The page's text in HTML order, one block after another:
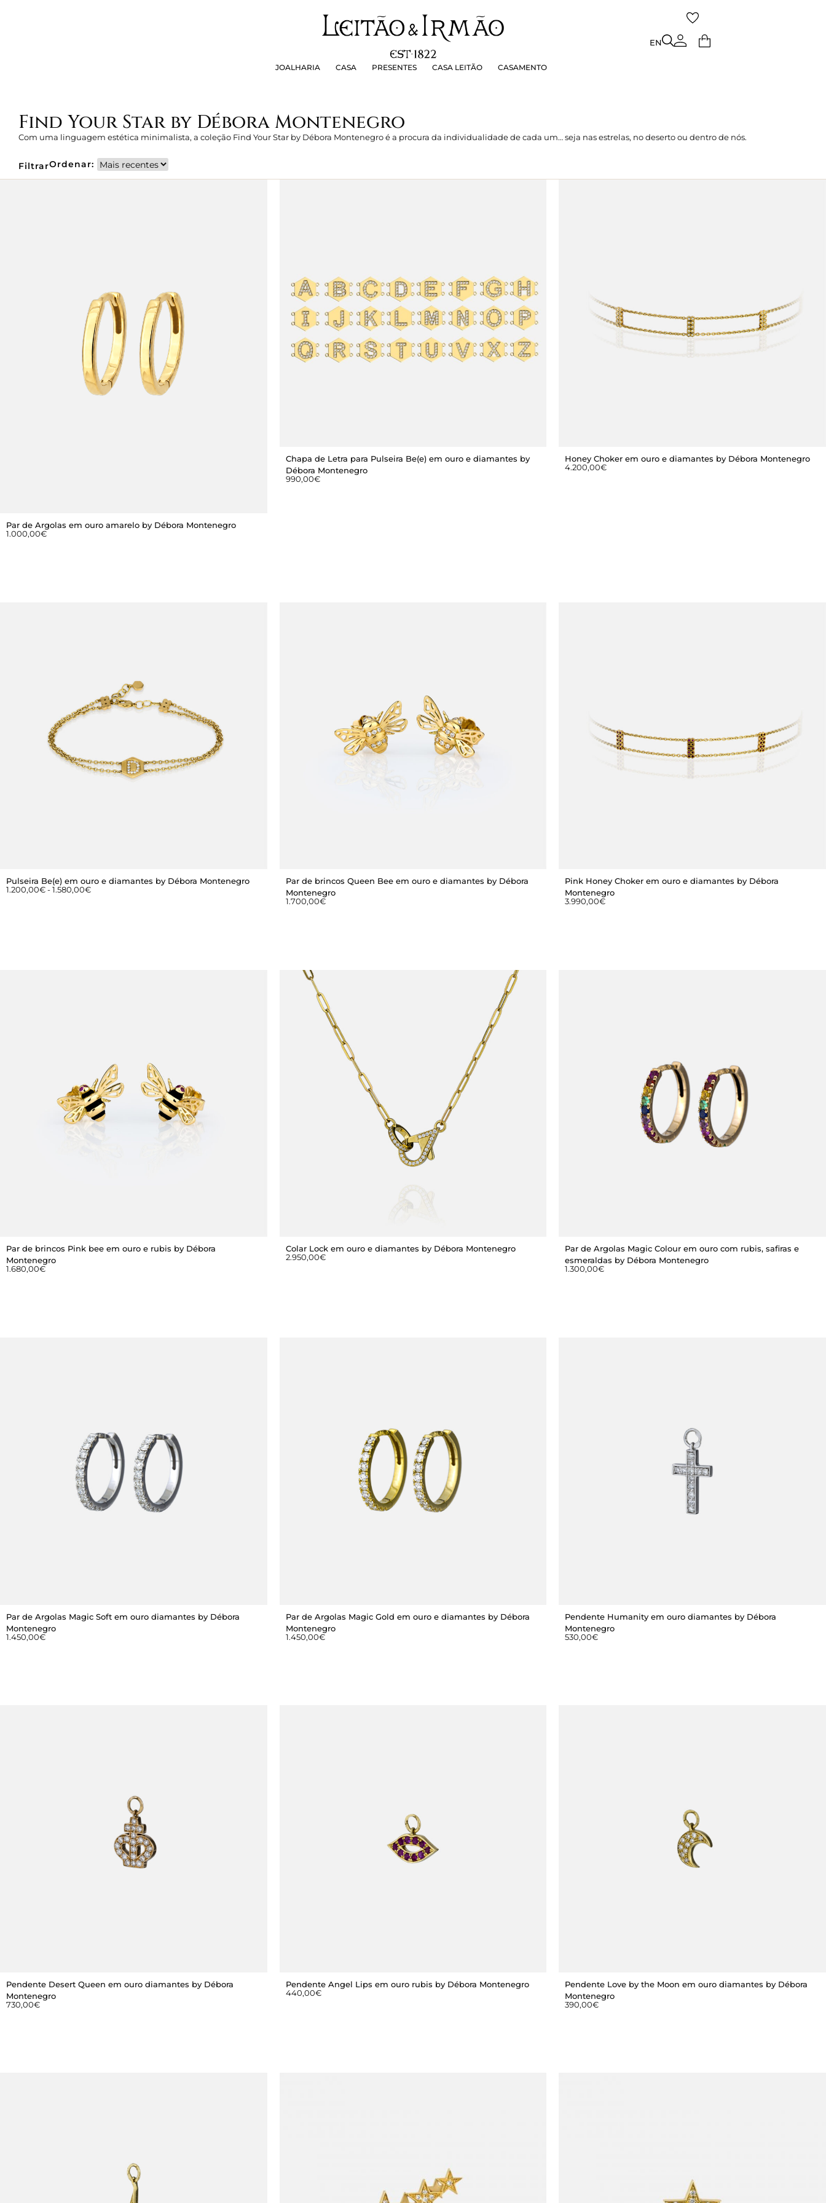
JOALHARIA CASA PRESENTES CASA LEITÃO CASAMENTO
EN
PRESENTES CASA LEITÃO
Find Your Star by Débora Montenegro
Com uma linguagem estética minimalista, a coleção Find Your Star by Débora Montenegro é a procura da individualidade de cada um… seja nas estrelas, no deserto ou dentro de nós.
FiltrarOrdenar:
Par de Argolas em ouro amarelo by Débora Montenegro
1.000,00€
Chapa de Letra para Pulseira Be(e) em ouro e diamantes by
Débora Montenegro
990,00€
Honey Choker em ouro e diamantes by Débora Montenegro
4.200,00€
Pulseira Be(e) em ouro e diamantes by Débora Montenegro
1.200,00€-1.580,00€
Par de brincos Queen Bee em ouro e diamantes by Débora
Montenegro
1.700,00€
Pink Honey Choker em ouro e diamantes by Débora
Montenegro
3.990,00€
Par de brincos Pink bee em ouro e rubis by Débora
Montenegro
1.680,00€
Colar Lock em ouro e diamantes by Débora Montenegro
2.950,00€
Par de Argolas Magic Colour em ouro com rubis, safiras e
esmeraldas by Débora Montenegro
1.300,00€
Par de Argolas Magic Soft em ouro diamantes by Débora
Montenegro
1.450,00€
Par de Argolas Magic Gold em ouro e diamantes by Débora
Montenegro
1.450,00€
Pendente Humanity em ouro diamantes by Débora
Montenegro
530,00€
Pendente Desert Queen em ouro diamantes by Débora
Montenegro
730,00€
Pendente Angel Lips em ouro rubis by Débora Montenegro
440,00€
Pendente Love by the Moon em ouro diamantes by Débora
Montenegro
390,00€